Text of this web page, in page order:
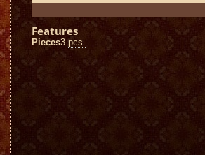
Features
Pieces3 pcs.